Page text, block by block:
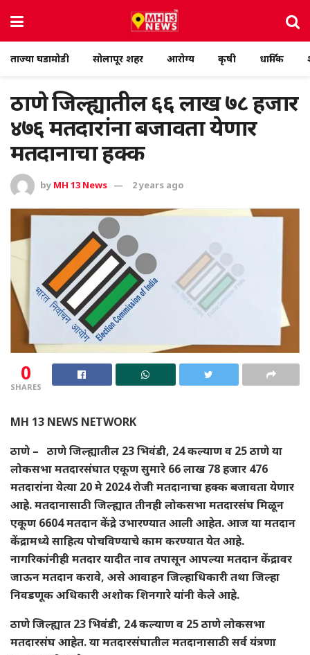
ताज्या घडामोडी सोलापूर शहर आरोग्य कृषी धार्मिक
ठाणे जिल्ह्यातील ६६ लाख ७८ हजार
४७६ मतदारांना बजावता येणार
मतदानाचा हक्क
by MH 13 News 2 years ago
0
SHARES
MH 13 NEWS NETWORK
ठाणे – ठाणे जिल्ह्यातील 23 भिवंडी, 24 कल्याण व 25 ठाणे या
लोकसभा मतदारसंघात एकूण सुमारे 66 लाख 78 हजार 476
मतदारांना येत्या 20 मे 2024 रोजी मतदानाचा हक्क बजावता येणार
आहे. मतदानासाठी जिल्ह्यात तीनही लोकसभा मतदारसंघ मिळून
एकूण 6604 मतदान केंद्रे उभारण्यात आली आहेत. आज या मतदान
केंद्रामध्ये साहित्य पोचविण्याचे काम करण्यात येत आहे.
नागरिकांनीही मतदार यादीत नाव तपासून आपल्या मतदान केंद्रावर
जाऊन मतदान करावे, असे आवाहन जिल्हाधिकारी तथा जिल्हा
निवडणूक अधिकारी अशोक शिनगारे यांनी केले आहे.
ठाणे जिल्ह्यात 23 भिवंडी, 24 कल्याण व 25 ठाणे लोकसभा
मतदारसंघ आहेत. या मतदारसंघातील मतदानासाठी सर्व यंत्रणा